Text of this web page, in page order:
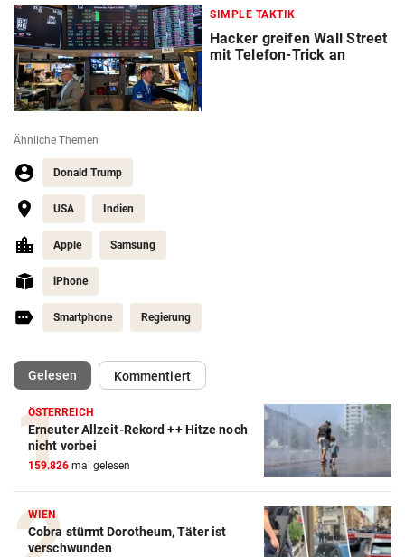
SIMPLE TAKTIK
Hacker greifen Wall Street
mit Telefon-Trick an
Ähnliche Themen
Donald Trump
USA Indien
Apple Samsung
iPhone
Smartphone Regierung
Gelesen(ausgewählt)Kommentiert
ÖSTERREICH
Erneuter Allzeit-Rekord ++ Hitze noch
nicht vorbei
159.826 mal gelesen
WIEN
Cobra stürmt Dorotheum, Täter ist
verschwunden